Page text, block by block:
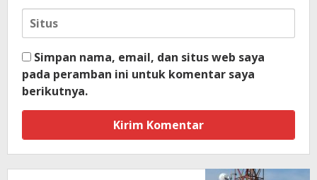
Simpan nama, email, dan situs web saya
pada peramban ini untuk komentar saya
berikutnya.